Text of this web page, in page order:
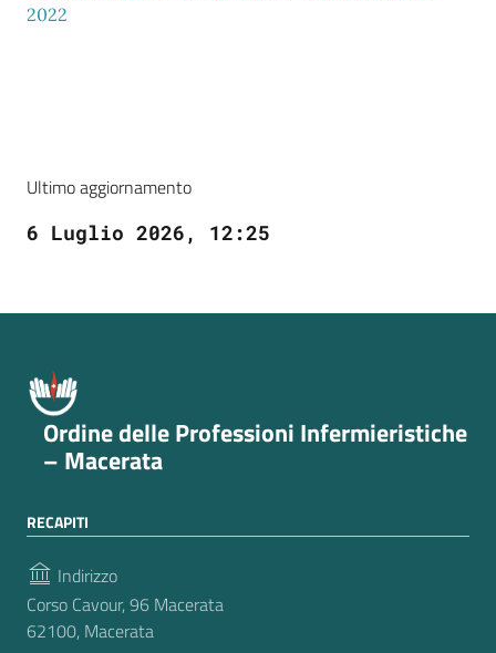
2022
Ultimo aggiornamento
6 Luglio 2026, 12:25
Ordine delle Professioni Infermieristiche
– Macerata
RECAPITI
Indirizzo
Corso Cavour, 96 Macerata
62100, Macerata